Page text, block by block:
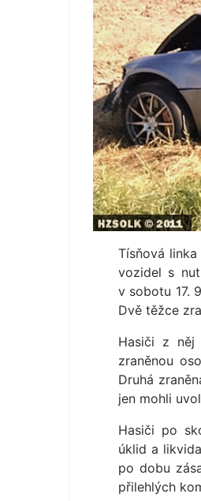
Tísňová
vozidel s
v sobotu 17.
Dvě těžce
Hasiči z něj
zraněnou
Druhá
jen mohli
Hasiči po
úklid a
po dobu
přilehlých